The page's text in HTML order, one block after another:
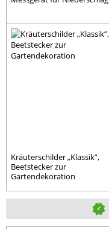
Kräuterschilder „Klassik”,
Beetstecker zur
Gartendekoration